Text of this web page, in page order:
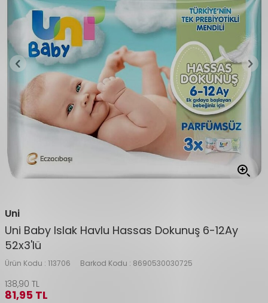
Uni
Uni Baby Islak Havlu Hassas Dokunuş 6-12Ay
52x3'lü
Ürün Kodu : 113706 Barkod Kodu : 8690530030725
138,90 TL
81,95 TL